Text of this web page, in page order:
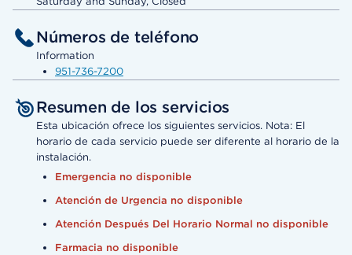
Números de teléfono
Information
951-736-7200
Resumen de los servicios
Esta ubicación ofrece los siguientes servicios. Nota: El
horario de cada servicio puede ser diferente al horario de la
instalación.
Emergencia no disponible
Atención de Urgencia no disponible
Atención Después Del Horario Normal no disponible
Farmacia no disponible